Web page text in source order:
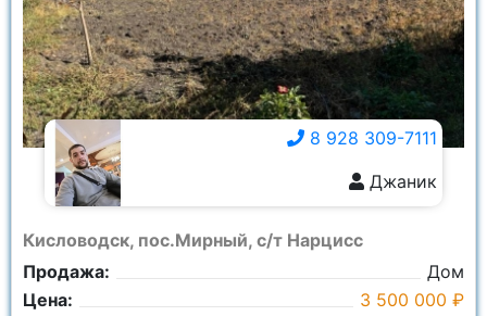
Кисловодск, пос.Мирный, с/т Нарцисс
Продажа:
Дом
Цена:
3 500 000 ₽
8 928 309-7111
Джаник